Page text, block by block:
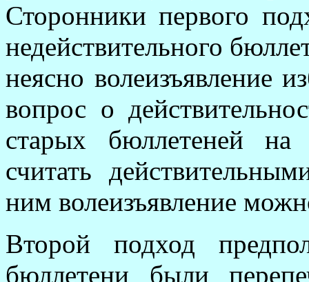
Сторонники первого
недействительного
неясно волеизъявление
вопрос о
старых бюллетеней
считать
ним волеизъявление
Второй подход
бюллетени были